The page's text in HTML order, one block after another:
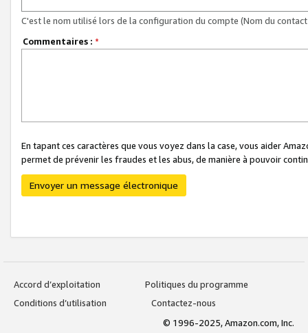
C'est le nom utilisé lors de la configuration du compte (Nom du
Commentaires : *
En tapant ces caractères que vous voyez dans la case, vous aider
permet de prévenir les fraudes et les abus, de manière à pouvoir
Envoyer un message électronique
Accord d’exploitation
Politiques du programme
Conditions d’utilisation
Contactez-nous
© 1996-2025, Amazon.com, Inc.